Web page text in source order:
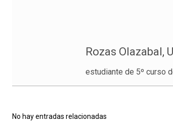
Rozas Olazabal,
estudiante de 5º curso
No hay entradas relacionadas